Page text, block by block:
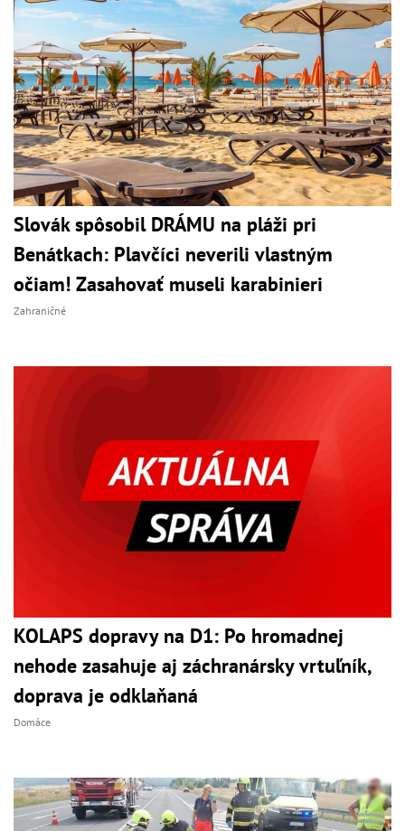
Slovák spôsobil DRÁMU na pláži pri
Benátkach: Plavčíci neverili vlastným
očiam! Zasahovať museli karabinieri
Zahraničné
KOLAPS dopravy na D1: Po hromadnej
nehode zasahuje aj záchranársky vrtuľník,
doprava je odklaňaná
Domáce